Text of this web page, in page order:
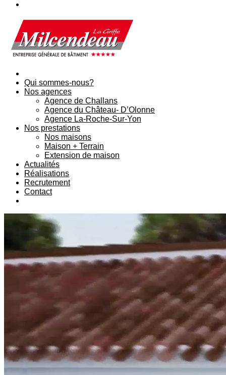
Qui sommes-nous?
Nos agences
Agence de Challans
Agence du Château- D’Olonne
Agence La-Roche-Sur-Yon
Nos prestations
Nos maisons
Maison + Terrain
Extension de maison
Actualités
Réalisations
Recrutement
Contact